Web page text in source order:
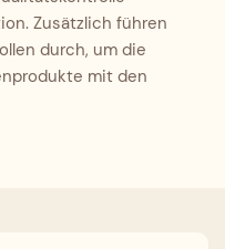
Zusätzlich führen
durch, um die
mit den